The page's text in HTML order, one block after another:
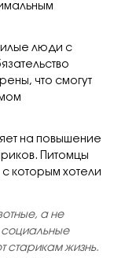
люди с
что смогут
на повышение
Питомцы
которым хотели
а не
социальные
старикам жизнь.